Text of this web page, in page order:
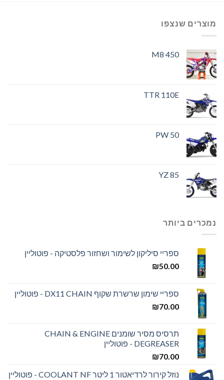
מוצרים שנצפו
M8 450
TTR 110E
PW 50
YZ 85
נמכרים ביותר
ספריי סיליקון לשימור ושחזור פלסטיקה - פוטוליין
₪50.00
ספריי שימון שרשרת שקוף DX11 CHAIN - פוטוליין
₪70.00
תרסיס מסיר שומנים CHAIN & ENGINE
DEGREASER - פוטוליין
₪70.00
נוזל קירור לרדיאטור 1 ליטר COOLANT NF - פוטוליין